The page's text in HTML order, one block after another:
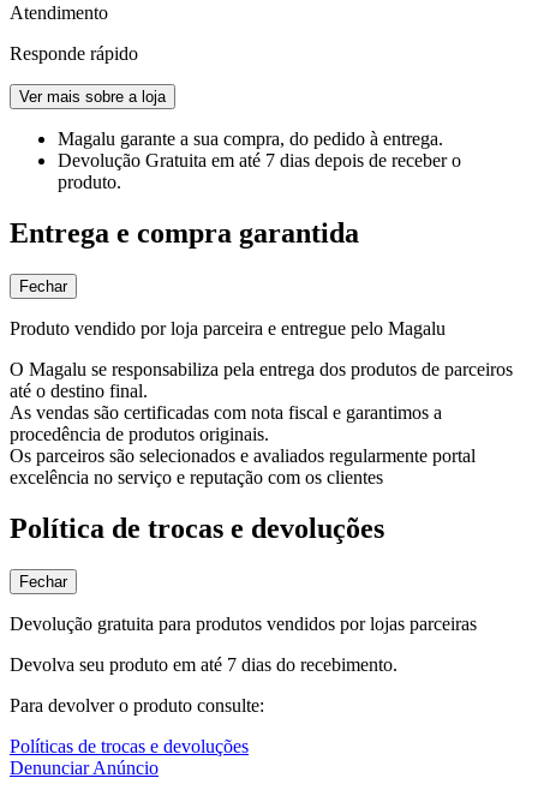
Atendimento
Responde rápido
Ver mais sobre a loja
Magalu garante a sua compra, do pedido à entrega.
Devolução Gratuita em até 7 dias depois de receber o
produto.
Entrega e compra garantida
Fechar
Produto vendido por loja parceira e entregue pelo Magalu
O Magalu se responsabiliza pela entrega dos produtos de parceiros
até o destino final.
As vendas são certificadas com nota fiscal e garantimos a
procedência de produtos originais.
Os parceiros são selecionados e avaliados regularmente portal
excelência no serviço e reputação com os clientes
Política de trocas e devoluções
Fechar
Devolução gratuita para produtos vendidos por lojas parceiras
Devolva seu produto em até 7 dias do recebimento.
Para devolver o produto consulte:
Políticas de trocas e devoluções
Denunciar Anúncio